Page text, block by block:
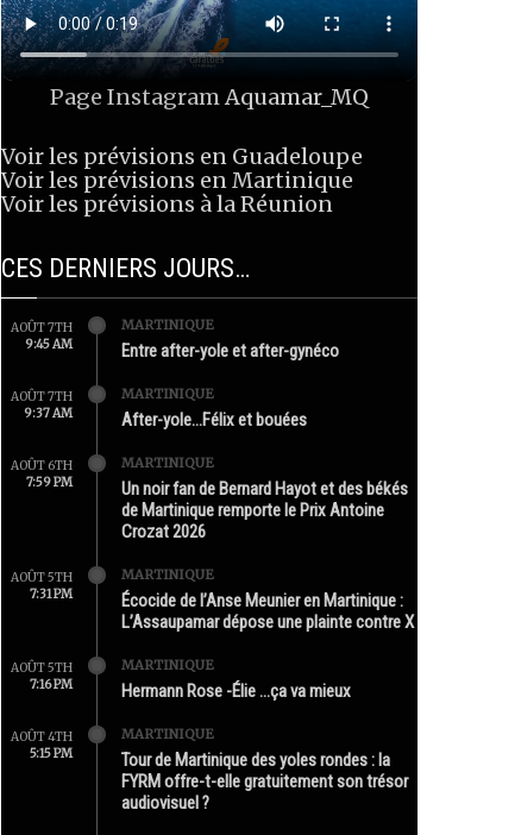
Page InstagramAquamar_MQ
Voir les prévisions en Guadeloupe
Voir les prévisions en Martinique
Voir les prévisions à la Réunion
CES DERNIERS JOURS…
AOÛT 7TH
9:45 AM
MARTINIQUE
Entre after-yole et after-gynéco
AOÛT 7TH
9:37 AM
MARTINIQUE
After-yole…Félix et bouées
AOÛT 6TH
7:59 PM
MARTINIQUE
Un noir fan de Bernard Hayot et des békés
de Martinique remporte le Prix Antoine
Crozat 2026
AOÛT 5TH
7:31 PM
MARTINIQUE
Écocide de l’Anse Meunier en Martinique :
L’Assaupamar dépose une plainte contre X
AOÛT 5TH
7:16 PM
MARTINIQUE
Hermann Rose -Élie …ça va mieux
AOÛT 4TH
5:15 PM
MARTINIQUE
Tour de Martinique des yoles rondes : la
FYRM offre-t-elle gratuitement son trésor
audiovisuel ?